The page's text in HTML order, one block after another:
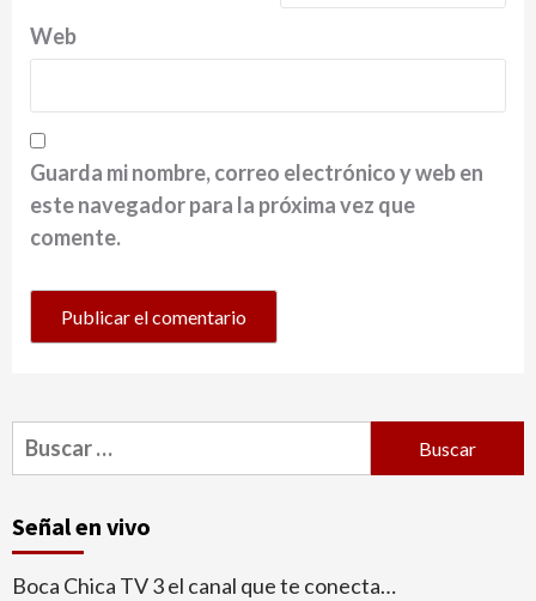
Web
Guarda mi nombre, correo electrónico y web en
este navegador para la próxima vez que
comente.
Buscar:
Señal en vivo
Boca Chica TV 3 el canal que te conecta…